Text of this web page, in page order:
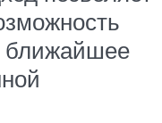
ближайшее